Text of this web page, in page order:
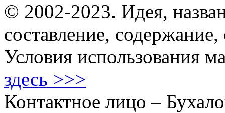
© 2002-2023. Идея,
составление,
Условия использования
здесь >>>
Контактное лицо –